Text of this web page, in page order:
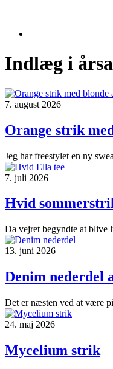
Indlæg i
7. august 2026
Orange strik
Jeg har freestylet en ny
7. juli 2026
Hvid
Da vejret begyndte at blive
13. juni 2026
Denim nederdel
Det er næsten ved at være
24. maj 2026
Mycelium strik